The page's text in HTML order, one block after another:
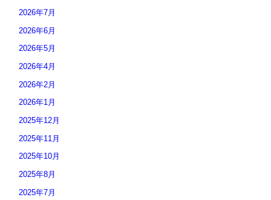
2026年7月
2026年6月
2026年5月
2026年4月
2026年2月
2026年1月
2025年12月
2025年11月
2025年10月
2025年8月
2025年7月